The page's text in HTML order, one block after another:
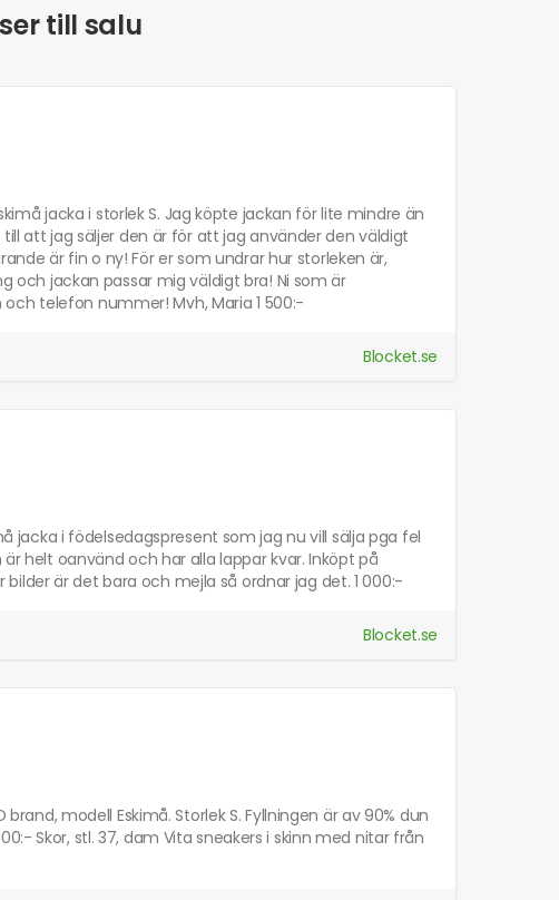
till salu
jacka i storlek S. Jag köpte jackan för lite mindre än
att jag säljer den är för att jag använder den väldigt
är fin o ny! För er som undrar hur storleken är,
och jackan passar mig väldigt bra! Ni som är
telefon nummer! Mvh, Maria 1 500:-
Blocket.se
jacka i födelsedagspresent som jag nu vill sälja pga fel
helt oanvänd och har alla lappar kvar. Inköpt på
är det bara och mejla så ordnar jag det. 1 000:-
Blocket.se
modell Eskimå. Storlek S. Fyllningen är av 90% dun
Skor, stl. 37, dam Vita sneakers i skinn med nitar från